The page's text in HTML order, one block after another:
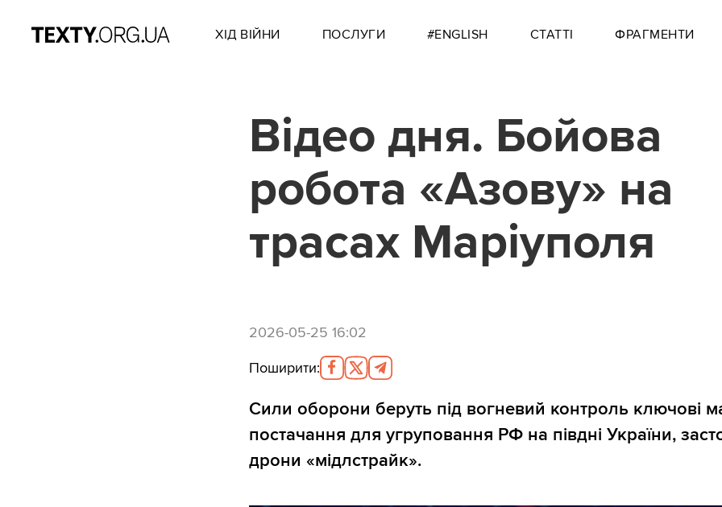
ХІД ВІЙНИ ПОСЛУГИ #ENGLISH СТАТТІ ФРАГМЕНТИ
Відео дня. Бойова
робота «Азову» на
трасах Маріуполя
2026-05-25 16:02
Поширити:
Сили оборони беруть під вогневий контроль ключові
постачання для угруповання РФ на півдні України,
дрони «мідлстрайк».